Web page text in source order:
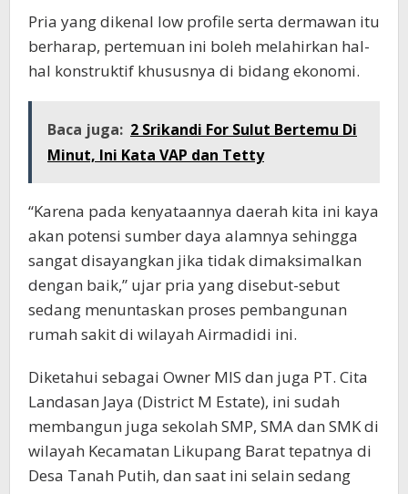
Pria yang dikenal low profile serta dermawan itu
berharap, pertemuan ini boleh melahirkan hal-
hal konstruktif khususnya di bidang ekonomi.
Baca juga: 2 Srikandi For Sulut Bertemu Di
Minut, Ini Kata VAP dan Tetty
“Karena pada kenyataannya daerah kita ini kaya
akan potensi sumber daya alamnya sehingga
sangat disayangkan jika tidak dimaksimalkan
dengan baik,” ujar pria yang disebut-sebut
sedang menuntaskan proses pembangunan
rumah sakit di wilayah Airmadidi ini.
Diketahui sebagai Owner MIS dan juga PT. Cita
Landasan Jaya (District M Estate), ini sudah
membangun juga sekolah SMP, SMA dan SMK di
wilayah Kecamatan Likupang Barat tepatnya di
Desa Tanah Putih, dan saat ini selain sedang